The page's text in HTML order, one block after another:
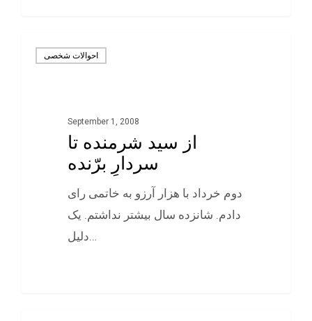
احوالات شخصی
September 1, 2008
از سید شرمنده تا
سردارِ برّنده
دوم خرداد با هزار آرزو به خاتمی رای
دادم. شانزده سال بیشتر نداشتم. یک
دلیل…